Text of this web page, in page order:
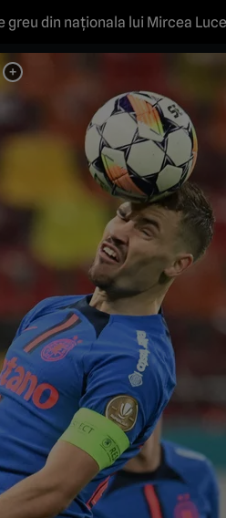
din naționala lui Mircea